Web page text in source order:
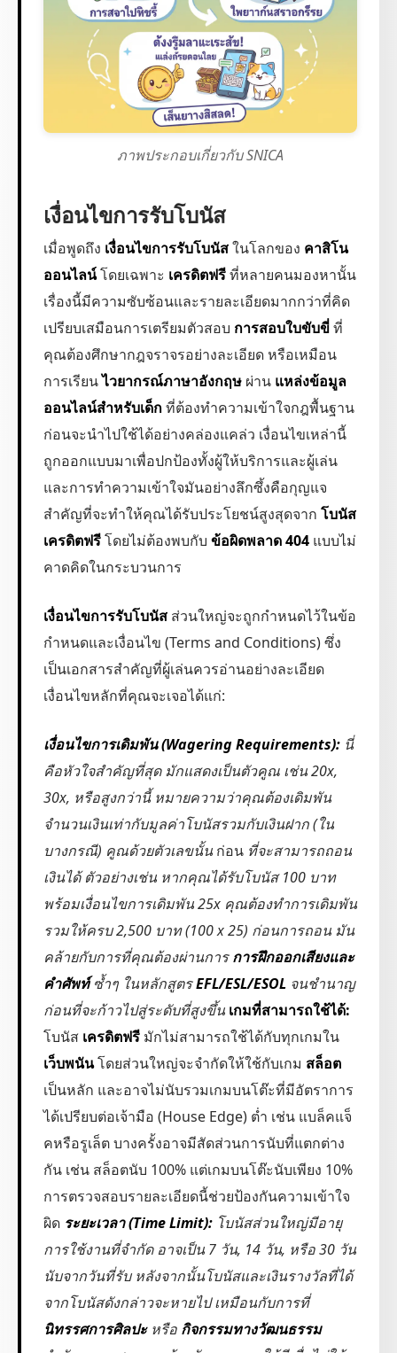
ภาพประกอบเกี่ยวกับ SNICA
เงื่อนไขการรับโบนัส
เมื่อพูดถึง เงื่อนไขการรับโบนัสในโลกของ คาสิโน
ออนไลน์โดยเฉพาะ เครดิตฟรีที่หลายคนมองหานั้น
เรื่องนี้มีความซับซ้อนและรายละเอียดมากกว่าที่คิด
เปรียบเสมือนการเตรียมตัวสอบ การสอบใบขับขี่ ที่
คุณต้องศึกษากฎจราจรอย่างละเอียด หรือเหมือน
การเรียนไวยากรณ์ภาษาอังกฤษ ผ่าน แหล่งข้อมูล
ออนไลน์สำหรับเด็กที่ต้องทำความเข้าใจกฎพื้นฐาน
ก่อนจะนำไปใช้ได้อย่างคล่องแคล่ว เงื่อนไขเหล่านี้
ถูกออกแบบมาเพื่อปกป้องทั้งผู้ให้บริการและผู้เล่น
และการทำความเข้าใจมันอย่างลึกซึ้งคือกุญแจ
สำคัญที่จะทำให้คุณได้รับประโยชน์สูงสุดจาก โบนัส
เครดิตฟรีโดยไม่ต้องพบกับ ข้อผิดพลาด 404 แบบไม่
คาดคิดในกระบวนการ
เงื่อนไขการรับโบนัส ส่วนใหญ่จะถูกกำหนดไว้ในข้อ
กำหนดและเงื่อนไข (Terms and Conditions) ซึ่ง
เป็นเอกสารสำคัญที่ผู้เล่นควรอ่านอย่างละเอียด
เงื่อนไขหลักที่คุณจะเจอได้แก่:
เงื่อนไขการเดิมพัน (Wagering Requirements): นี่
คือหัวใจสำคัญที่สุด มักแสดงเป็นตัวคูณ เช่น 20x,
30x, หรือสูงกว่านี้ หมายความว่าคุณต้องเดิมพัน
จำนวนเงินเท่ากับมูลค่าโบนัสรวมกับเงินฝาก (ใน
บางกรณี) คูณด้วยตัวเลขนั้น ก่อน ที่จะสามารถถอน
เงินได้ ตัวอย่างเช่น หากคุณได้รับโบนัส 100 บาท
พร้อมเงื่อนไขการเดิมพัน 25x คุณต้องทำการเดิมพัน
รวมให้ครบ 2,500 บาท (100 x 25) ก่อนการถอน มัน
คล้ายกับการที่คุณต้องผ่านการการฝึกออกเสียงและ
คำศัพท์ซ้ำๆ ในหลักสูตรEFL/ESL/ESOL จนชำนาญ
ก่อนที่จะก้าวไปสู่ระดับที่สูงขึ้น เกมที่สามารถใช้ได้:
โบนัส เครดิตฟรี มักไม่สามารถใช้ได้กับทุกเกมใน
เว็บพนันโดยส่วนใหญ่จะจำกัดให้ใช้กับเกม สล็อต
เป็นหลัก และอาจไม่นับรวมเกมบนโต๊ะที่มีอัตราการ
ได้เปรียบต่อเจ้ามือ (House Edge) ต่ำ เช่น แบล็คแจ็
คหรือรูเล็ต บางครั้งอาจมีสัดส่วนการนับที่แตกต่าง
กัน เช่น สล็อตนับ 100% แต่เกมบนโต๊ะนับเพียง 10%
การตรวจสอบรายละเอียดนี้ช่วยป้องกันความเข้าใจ
ผิด ระยะเวลา (Time Limit): โบนัสส่วนใหญ่มีอายุ
การใช้งานที่จำกัด อาจเป็น 7 วัน, 14 วัน, หรือ 30 วัน
นับจากวันที่รับ หลังจากนั้นโบนัสและเงินรางวัลที่ได้
จากโบนัสดังกล่าวจะหายไป เหมือนกับการที่
นิทรรศการศิลปะหรือ กิจกรรมทางวัฒนธรรม